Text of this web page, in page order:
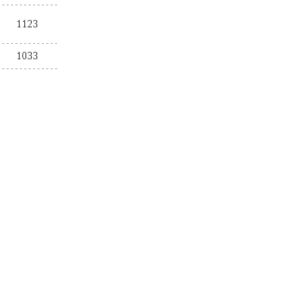
1123
1033